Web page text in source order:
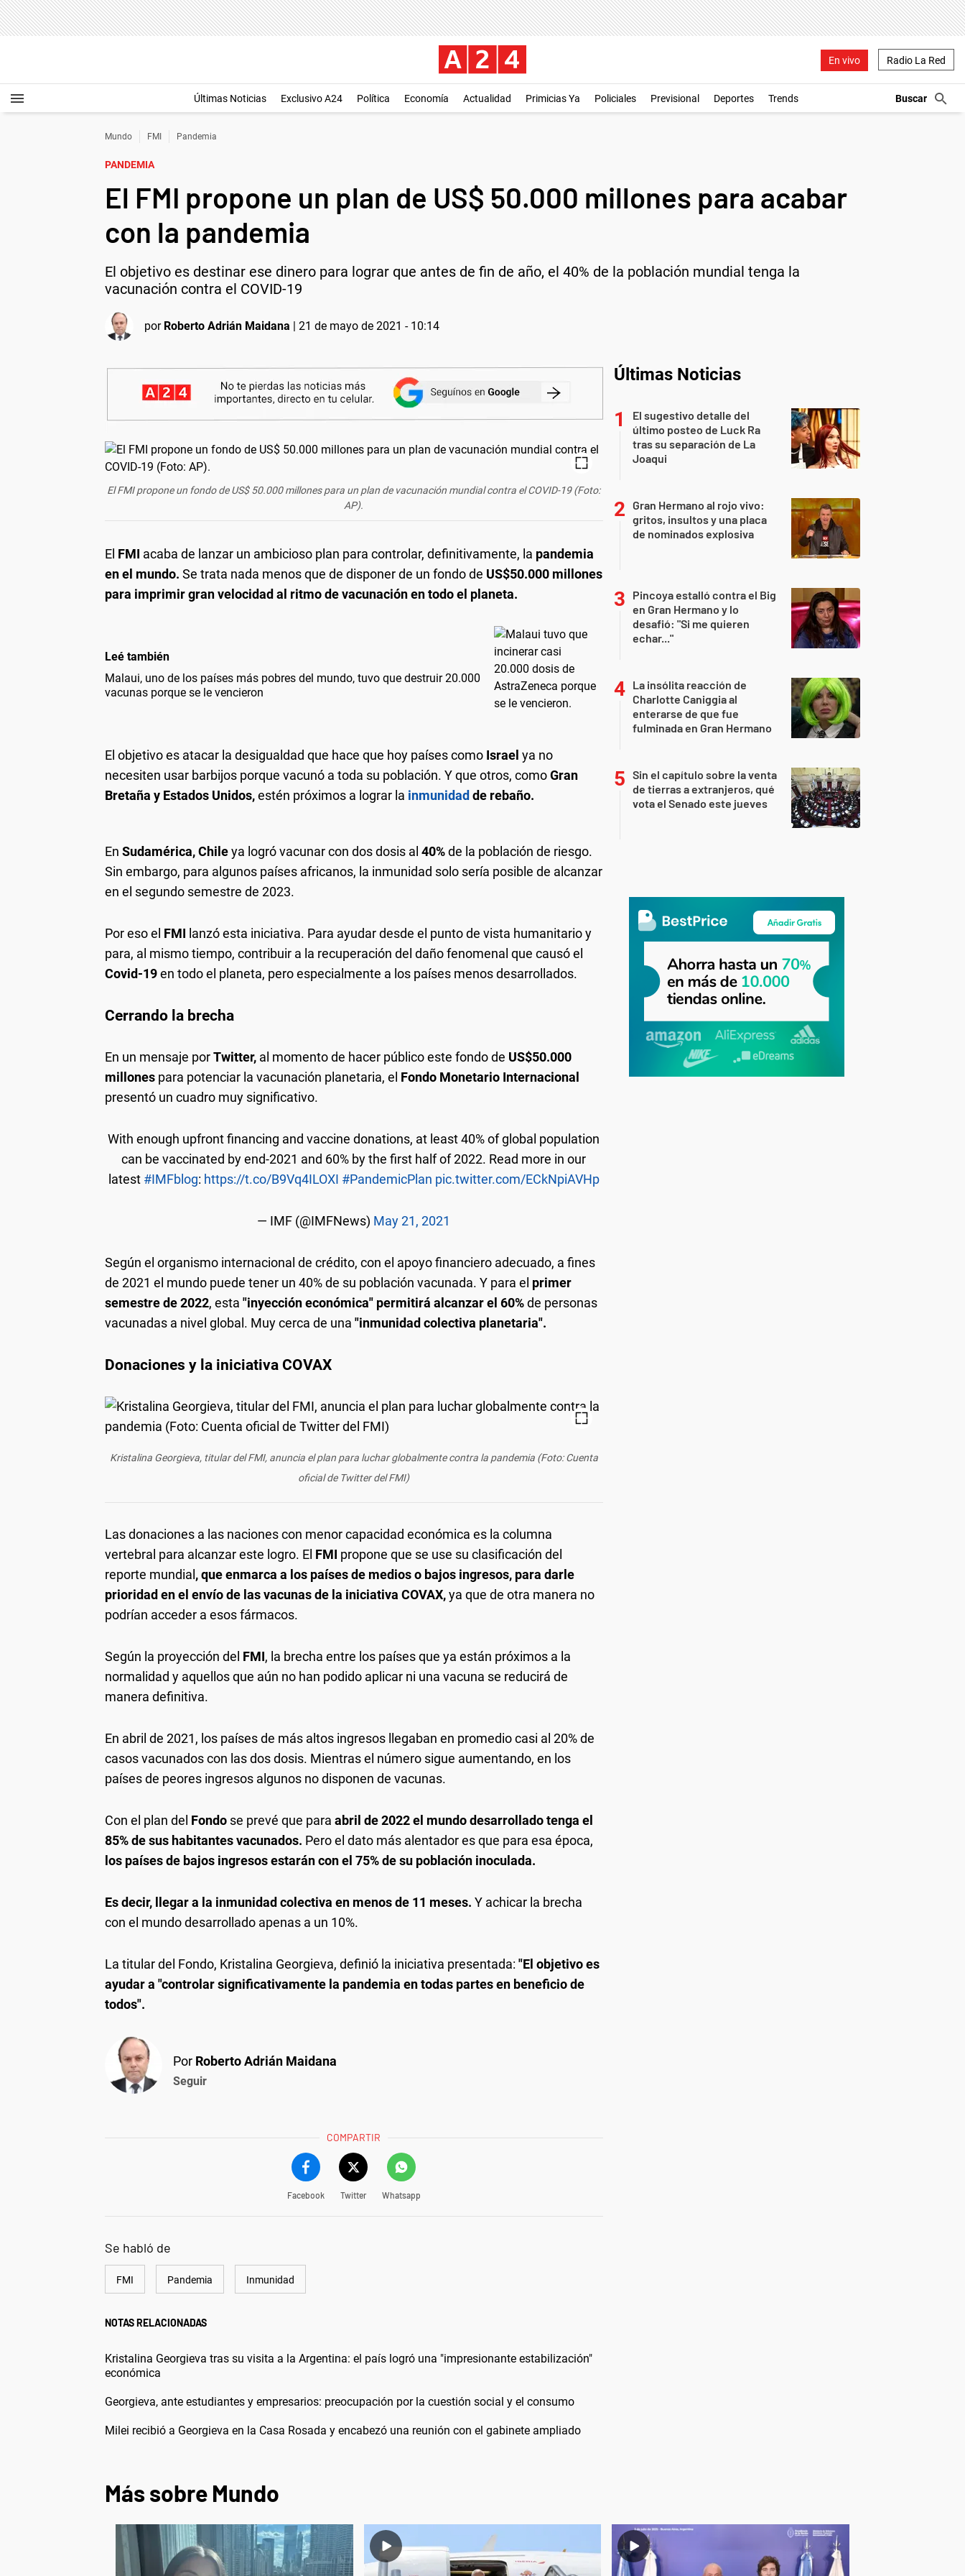
En vivo Radio La Red
Últimas Noticias Exclusivo A24 Política Economía Actualidad Primicias Ya Policiales Previsional Deportes Trends
Mundo FMI Pandemia
PANDEMIA
El FMI propone un plan de US$ 50.000 millones para acabar
con la pandemia
El objetivo es destinar ese dinero para lograr que antes de fin de año, el 40% de la población mundial tenga la
vacunación contra el COVID-19
por Roberto Adrián Maidana | 21 de mayo de 2021 - 10:14
El FMI propone un fondo de US$ 50.000 millones para un plan de vacunación mundial contra el COVID-19 (Foto:
AP).
El FMI acaba de lanzar un ambicioso plan para controlar, definitivamente, la pandemia
en el mundo. Se trata nada menos que de disponer de un fondo de US$50.000 millones
para imprimir gran velocidad al ritmo de vacunación en todo el planeta.
Leé también
Malaui, uno de los países más pobres del mundo, tuvo que destruir 20.000
vacunas porque se le vencieron
El objetivo es atacar la desigualdad que hace que hoy países como Israel ya no
necesiten usar barbijos porque vacunó a toda su población. Y que otros, comoGran
Bretaña y Estados Unidos,estén próximos a lograr la inmunidad de rebaño.
En Sudamérica, Chileya logró vacunar con dos dosis al 40%de la población de riesgo.
Sin embargo, para algunos países africanos, la inmunidad solo sería posible de alcanzar
en el segundo semestre de 2023.
Por eso el FMI lanzó esta iniciativa. Para ayudar desde el punto de vista humanitario y
para, al mismo tiempo, contribuir a la recuperación del daño fenomenal que causó el
Covid-19en todo el planeta, pero especialmente a los países menos desarrollados.
Cerrando la brecha
En un mensaje porTwitter, al momento de hacer público este fondo de US$50.000
millones para potenciar la vacunación planetaria, el Fondo Monetario Internacional
presentó un cuadro muy significativo.
With enough upfront financing and vaccine donations, at least 40% of global population
can be vaccinated by end-2021 and 60% by the first half of 2022. Read more in our
latest #IMFblog: https://t.co/B9Vq4ILOXI #PandemicPlan pic.twitter.com/ECkNpiAVHp
— IMF (@IMFNews) May 21, 2021
Según el organismo internacional de crédito, con el apoyo financiero adecuado, a fines
de 2021 el mundo puede tener un 40% de su población vacunada. Y para el primer
semestre de 2022, esta "inyección económica" permitirá alcanzar el 60%de personas
vacunadas a nivel global. Muy cerca de una "inmunidad colectiva planetaria".
Donaciones y la iniciativa COVAX
Kristalina Georgieva, titular del FMI, anuncia el plan para luchar globalmente contra la pandemia (Foto: Cuenta
oficial de Twitter del FMI)
Las donaciones a las naciones con menor capacidad económica es la columna
vertebral para alcanzar este logro. El FMI propone que se use su clasificación del
reporte mundial , que enmarca a los países de medios o bajos ingresos, para darle
prioridad en el envío de las vacunas de la iniciativa COVAX,ya que de otra manera no
podrían acceder a esos fármacos.
Según la proyección del FMI, la brecha entre los países que ya están próximos a la
normalidad y aquellos que aún no han podido aplicar ni una vacuna se reducirá de
manera definitiva.
En abril de 2021, los países de más altos ingresos llegaban en promedio casi al 20% de
casos vacunados con las dos dosis. Mientras el número sigue aumentando, en los
países de peores ingresos algunos no disponen de vacunas.
Con el plan del Fondo se prevé que para abril de 2022 el mundo desarrollado tenga el
85% de sus habitantes vacunados. Pero el dato más alentador es que para esa época,
los países de bajos ingresos estarán con el 75% de su población inoculada.
Es decir, llegar a la inmunidad colectiva en menos de 11 meses. Y achicar la brecha
con el mundo desarrollado apenas a un 10%.
La titular del Fondo, Kristalina Georgieva, definió la iniciativa presentada: "El objetivo es
ayudar a "controlar significativamente la pandemia en todas partes en beneficio de
todos".
Por Roberto Adrián Maidana
Seguir
COMPARTIR
Facebook Twitter Whatsapp
Se habló de
FMI Pandemia Inmunidad
NOTAS RELACIONADAS
Kristalina Georgieva tras su visita a la Argentina: el país logró una "impresionante estabilización"
económica
Georgieva, ante estudiantes y empresarios: preocupación por la cuestión social y el consumo
Milei recibió a Georgieva en la Casa Rosada y encabezó una reunión con el gabinete ampliado
Últimas Noticias
El sugestivo detalle del
último posteo de Luck Ra
tras su separación de La
Joaqui
Gran Hermano al rojo vivo:
gritos, insultos y una placa
de nominados explosiva
Pincoya estalló contra el Big
en Gran Hermano y lo
desafió: "Si me quieren
echar..."
La insólita reacción de
Charlotte Caniggia al
enterarse de que fue
fulminada en Gran Hermano
Sin el capítulo sobre la venta
de tierras a extranjeros, qué
vota el Senado este jueves
Más sobre Mundo